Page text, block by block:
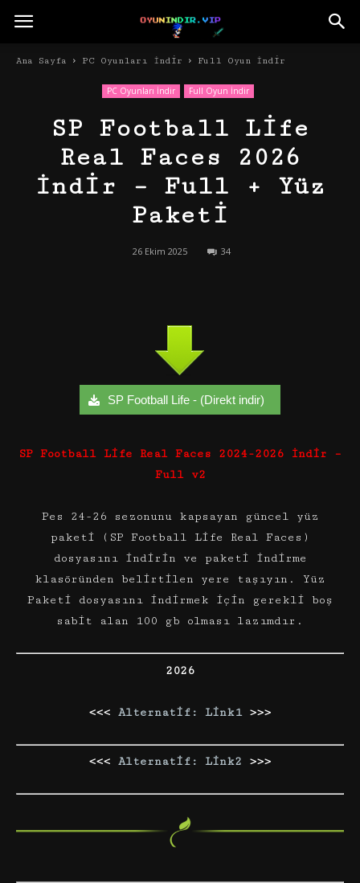
Ana Sayfa PC Oyunları İndir Full Oyun İndir
PC Oyunları İndir Full Oyun İndir
SP Football Life
Real Faces 2026
İndir – Full + Yüz
Paketi
26 Ekim 2025 34
SP Football Life - (Direkt indir)
SP Football Life Real Faces 2024-2026 İndir –
Full v2
Pes 24-26 sezonunu kapsayan güncel yüz
paketi (SP Football Life Real Faces)
dosyasını indirin ve paketi indirme
klasöründen belirtilen yere taşıyın. Yüz
Paketi dosyasını indirmek için gerekli boş
sabit alan 100 gb olması lazımdır.
2026
<<< Alternatif: Link1>>>
<<< Alternatif: Link2 >>>